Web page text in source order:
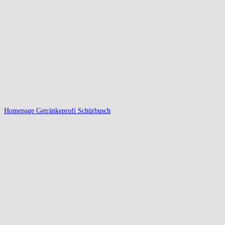
Homepage Getränkeprofi Schürbusch